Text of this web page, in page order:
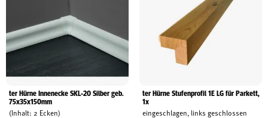
ter Hürne Innenecke SKL-20 Silber geb.
75x35x150mm
(Inhalt: 2 Ecken)
ter Hürne Stufenprofil 1E LG für Parkett,
1x
eingeschlagen, links geschlossen